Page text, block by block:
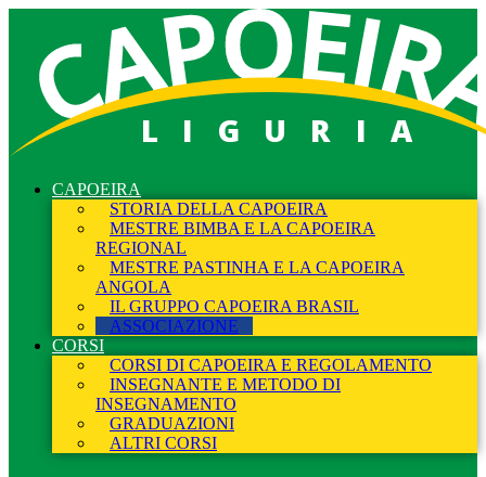
LIGURIA
CAPOEIRA
STORIA DELLA CAPOEIRA
MESTRE BIMBA E LA CAPOEIRA
REGIONAL
MESTRE PASTINHA E LA CAPOEIRA
ANGOLA
IL GRUPPO CAPOEIRA BRASIL
ASSOCIAZIONE
CORSI
CORSI DI CAPOEIRA E REGOLAMENTO
INSEGNANTE E METODO DI
INSEGNAMENTO
GRADUAZIONI
ALTRI CORSI